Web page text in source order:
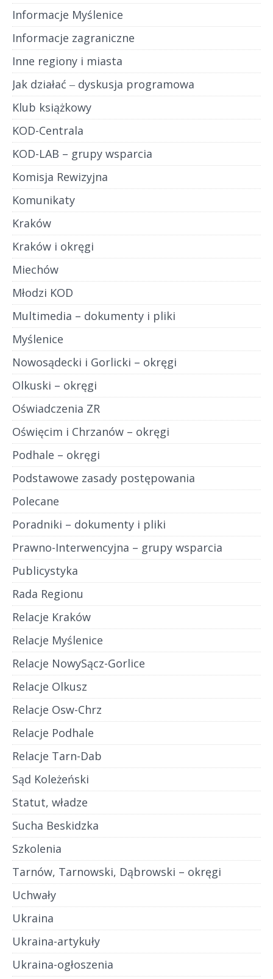
Informacje Myślenice
Informacje zagraniczne
Inne regiony i miasta
Jak działać ‒ dyskusja programowa
Klub książkowy
KOD-Centrala
KOD-LAB – grupy wsparcia
Komisja Rewizyjna
Komunikaty
Kraków
Kraków i okręgi
Miechów
Młodzi KOD
Multimedia – dokumenty i pliki
Myślenice
Nowosądecki i Gorlicki – okręgi
Olkuski – okręgi
Oświadczenia ZR
Oświęcim i Chrzanów – okręgi
Podhale – okręgi
Podstawowe zasady postępowania
Polecane
Poradniki – dokumenty i pliki
Prawno-Interwencyjna – grupy wsparcia
Publicystyka
Rada Regionu
Relacje Kraków
Relacje Myślenice
Relacje NowySącz-Gorlice
Relacje Olkusz
Relacje Osw-Chrz
Relacje Podhale
Relacje Tarn-Dab
Sąd Koleżeński
Statut, władze
Sucha Beskidzka
Szkolenia
Tarnów, Tarnowski, Dąbrowski – okręgi
Uchwały
Ukraina
Ukraina-artykuły
Ukraina-ogłoszenia